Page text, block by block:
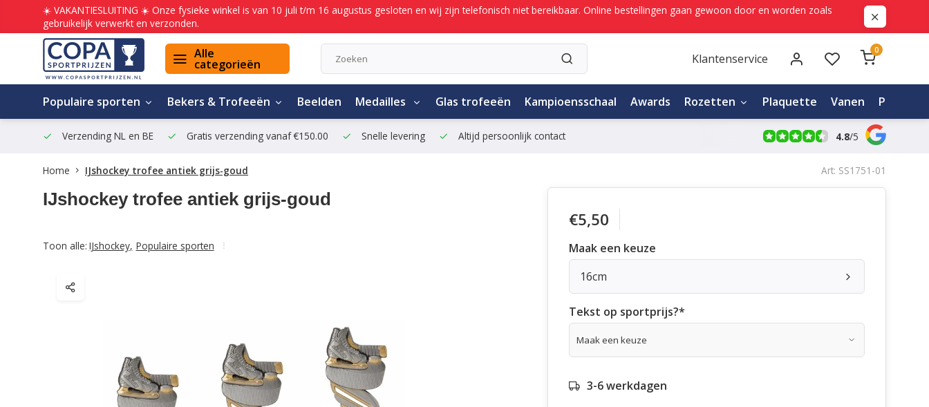
☀️ VAKANTIESLUITING ☀️ Onze fysieke winkel is van 10 juli t/m 16 augustus gesloten en wij zijn telefonisch niet bereikbaar. Online bestellingen gaan gewoon door en worden zoals
gebruikelijk verwerkt en verzonden.
Alle
categorieën Klantenservice
0
Populaire sporten Bekers & Trofeeën Beelden Medailles Glas trofeeën Kampioensschaal Awards Rozetten Plaquette Vanen
Verzending NL en BE Gratis verzending vanaf €150.00 Snelle levering Altijd persoonlijk contact 4.8/5
Home IJshockey trofee antiek grijs-goud Art: SS1751-01
IJshockey trofee antiek grijs-goud
Toon alle: IJshockey, Populaire sporten
€5,50
Maak een keuze
16cm
Tekst op sportprijs?*
3-6 werkdagen